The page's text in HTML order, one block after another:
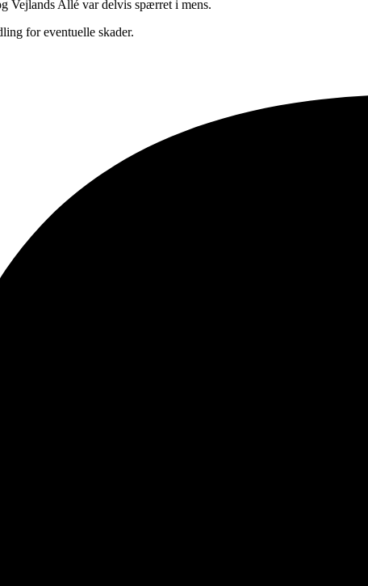
Vejlands Allé var delvis spærret i mens.
for eventuelle skader.